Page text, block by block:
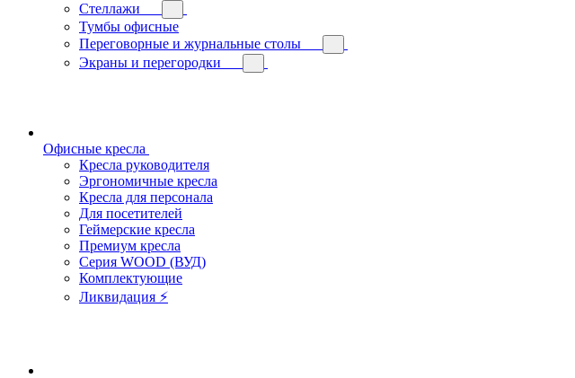
Стеллажи
Тумбы офисные
Переговорные и журнальные столы
Экраны и перегородки
Офисные кресла
Кресла руководителя
Эргономичные кресла
Кресла для персонала
Для посетителей
Геймерские кресла
Премиум кресла
Серия WOOD (ВУД)
Комплектующие
Ликвидация ⚡